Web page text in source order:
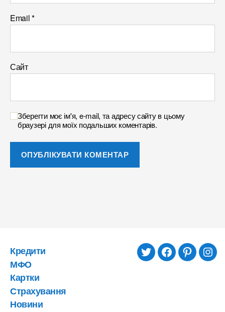
Email*
Сайт
Зберегти моє ім'я, e-mail, та адресу сайту в цьому
браузері для моїх подальших коментарів.
Кредити
МФО
Картки
Страхування
Новини
twitterfacebookpinterest